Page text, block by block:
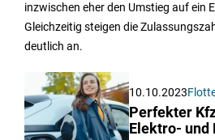
inzwischen eher den Umstieg auf ein
Gleichzeitig steigen die
deutlich an.
10.10.2023
Perfekter
Elektro-